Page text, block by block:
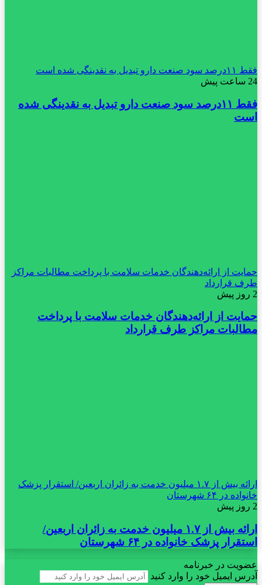
فقط ۱۱‌درصد سود صنعت دارو تبدیل به نقدینگی شده است
24 ساعت پیش
فقط ۱۱‌درصد سود صنعت دارو تبدیل به نقدینگی شده
است
حمایت از ارائه‌دهندگان خدمات سلامت با پرداخت مطالبات مراکز
طرف قرارداد
2 روز پیش
حمایت از ارائه‌دهندگان خدمات سلامت با پرداخت
مطالبات مراکز طرف قرارداد
ارائه بیش از ۱.۷ میلیون خدمت به زائران اربعین/ استقرار پزشک
خانواده در ۶۴ شهرستان
2 روز پیش
ارائه بیش از ۱.۷ میلیون خدمت به زائران اربعین/
استقرار پزشک خانواده در ۶۴ شهرستان
عضویت در خبرنامه
آدرس ایمیل خود را وارد کنید